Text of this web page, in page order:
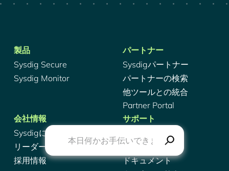
製品
Sysdig Secure
Sysdig Monitor
パートナー
Sysdigパートナー
パートナーの検索
他ツールとの統合
Partner Portal
会社情報
Sysdigについて
リーダーシップ
採用情報
サポート
Sysdig稼働状況
ドキュメント